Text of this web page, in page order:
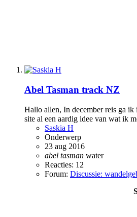
Abel Tasman track NZ
Hallo allen, In december reis ga
site al een aardig idee van wat ik
Saskia H
Onderwerp
23 aug 2016
abel tasman water
Reacties: 12
Forum: Discussie: